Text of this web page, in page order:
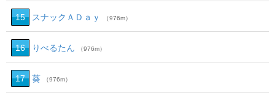
15 スナックＡＤａｙ （976m）
16 りべるたん （976m）
17 葵 （976m）